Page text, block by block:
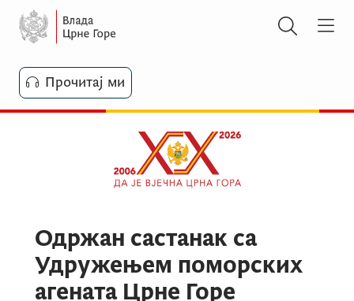
Прочитај ми
Одржан састанак са
Удружењем поморских
агената Црне Горе